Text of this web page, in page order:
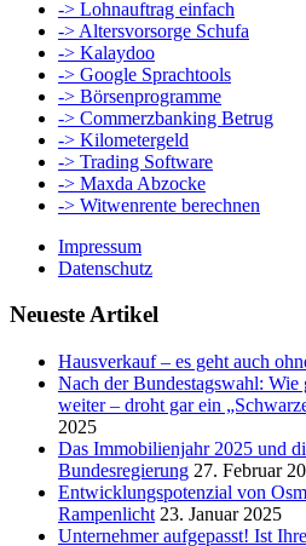
-> Lohnauftrag einfach
-> Altersvorsorge Schufa
-> Kalaydoo
-> Google Sprachtools
-> Börsenprogramme
-> Commerzbanking Betrug
-> Kilometergeld
-> Trading Software
-> Maxda Abzocke
-> Witwenrente berechnen
Impressum
Datenschutz
Neueste Artikel
Hausverkauf – es geht auch
Nach der Bundestagswahl: Wie
weiter – droht gar ein
2025
Das Immobilienjahr 2025 und
Bundesregierung 27. Februar
Entwicklungspotenzial von
Rampenlicht 23. Januar 2025
Unternehmer aufgepasst! Ist